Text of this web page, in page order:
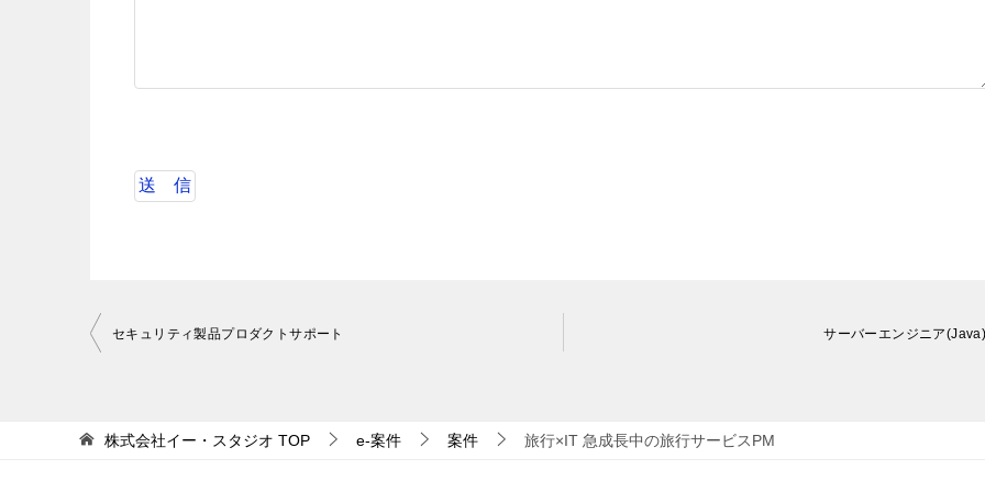
投
ビ
セキュリティ製品プロダクトサポート サーバーエンジニア
株式会社イー・スタジオ TOP e-案件 案件 旅行×IT 急成長中の旅行サービスPM